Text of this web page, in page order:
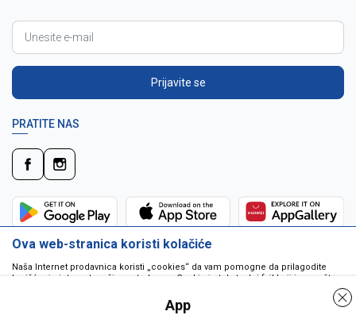
Prijavite se
PRATITE NAS
Ova web-stranica koristi kolačiće
Naša Internet prodavnica koristi „cookies“ da vam pomogne da prilagodite
korišćenje interneta vašim potrebama. Cookie je tekstualni fajl koji je smešten
da pokrenu program ili da isporuče virus vašem računaru. Cookie-i su
jedinstveno dodeljeni vama, i jedino mogu biti pročitani od strane web servera
App